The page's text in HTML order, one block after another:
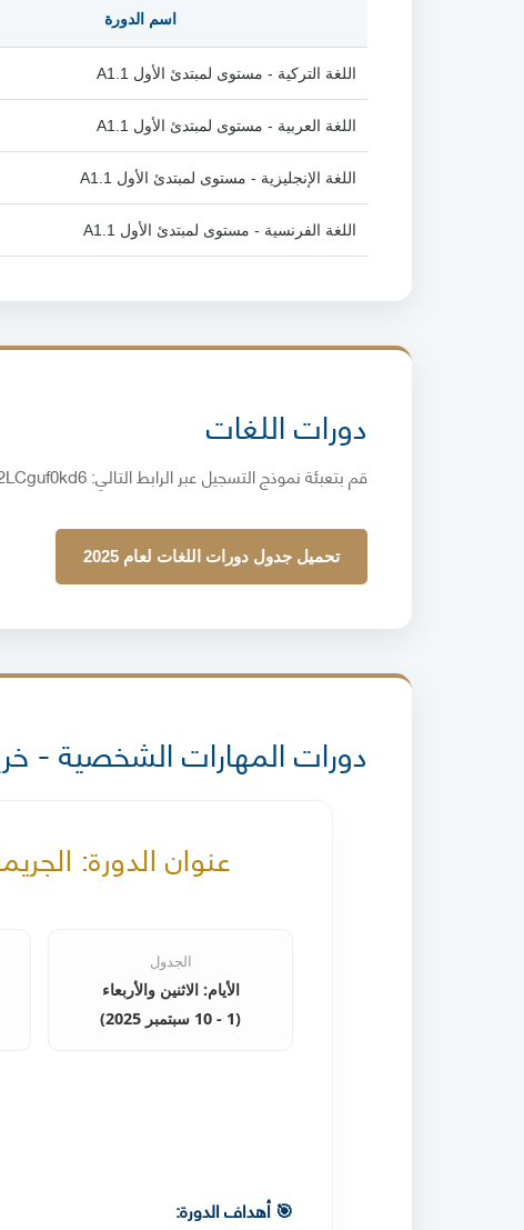
اسم الدورة
اللغة التركية - مستوى لمبتدئ الأول A1.1
اللغة العربية - مستوى لمبتدئ الأول A1.1
اللغة الإنجليزية - مستوى لمبتدئ الأول A1.1
اللغة الفرنسية - مستوى لمبتدئ الأول A1.1
دورات اللغات
قم بتعبئة نموذج التسجيل عبر الرابط التالي:
تحميل جدول دورات اللغات لعام 2025
دورات المهارات الشخصية - خريف
عنوان الدورة:
الجدول
الأيام: الاثنين والأربعاء
(1 - 10 سبتمبر 2025)
🎯 أهداف الدورة: